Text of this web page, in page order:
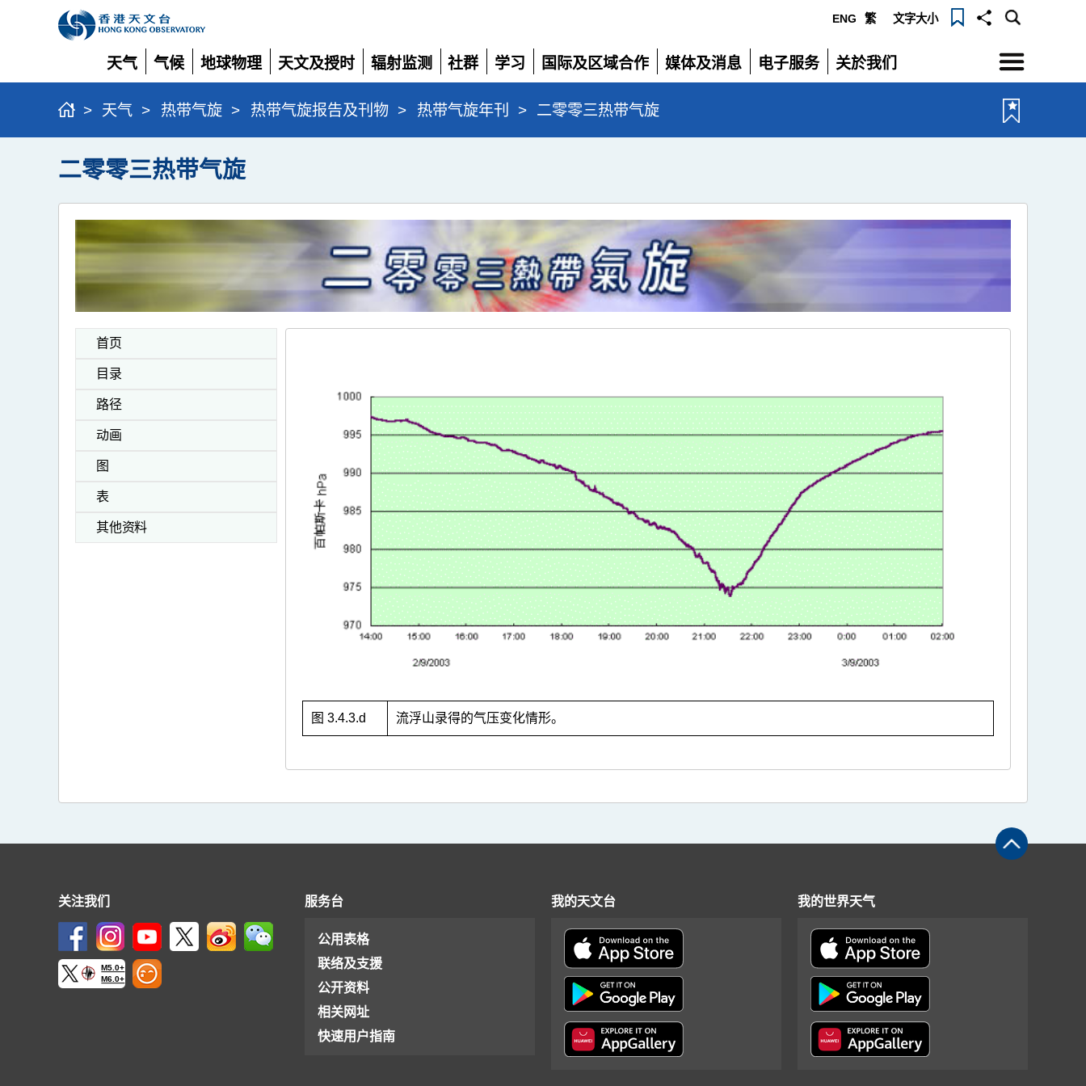
ENG 繁 文字大小
天气
展
开
气候
展
开
地球物理
展
开
天文及授时
展
开
辐射监测
展
开
社群
展
开
学习
展
开
国际及区域合作
展
开
媒体及消息
展
电子服务
展
关於我们
展
选
单
> 天气 > 热带气旋 > 热带气旋报告及刊物 > 热带气旋年刊 > 二零零三热带气旋
二零零三热带气旋
首页
目录
路径
动画
图
表
其他资料
图 3.4.3.d 流浮山录得的气压变化情形。
关注我们
M5.0+
M6.0+
服务台
公用表格
联络及支援
公开资料
相关网址
快速用户指南
我的天文台 我的世界天气